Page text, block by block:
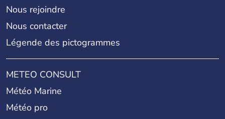
Nous rejoindre
Nous contacter
Légende des pictogrammes
METEO CONSULT
Météo Marine
Météo pro